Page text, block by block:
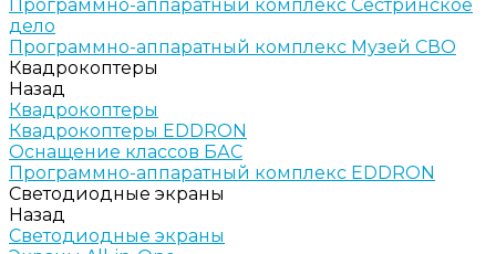
Программно-аппаратный комплекс Сестринское
дело
Программно-аппаратный комплекс Музей СВО
Квадрокоптеры
Назад
Квадрокоптеры
Квадрокоптеры EDDRON
Оснащение классов БАС
Программно-аппаратный комплекс EDDRON
Светодиодные экраны
Назад
Светодиодные экраны